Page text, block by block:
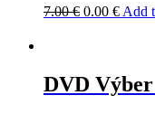
7.00€ 0.00 € Add
DVD